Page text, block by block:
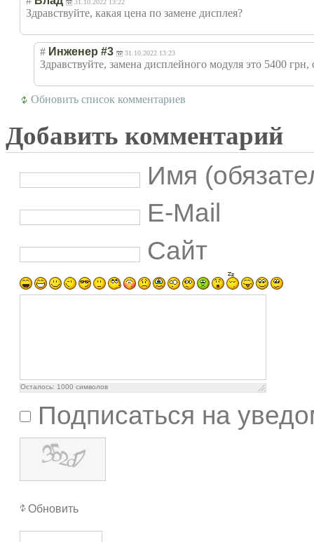
31.10.2022 13:22
Здравствуйте, какая цена по замене дисплея?
# Инженер #3 31.10.2022 13:23
Здравствуйте, замена дисплейного модуля это 5400
Обновить список комментариев
Добавить комментарий
Имя
E-Mail
Сайт
Осталось: 1000 символов
Подписаться на
Обновить